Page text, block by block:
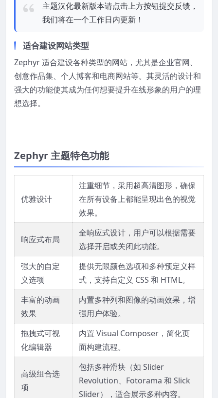
主题汉化最新版本请点击上方按钮提交反馈，
我们将在一个工作日内更新！
适合建设网站类型
Zephyr 适合建设各种类型的网站，尤其是企业官网、
创意作品集、个人博客和电商网站等。其灵活的设计和
强大的功能使其成为任何想要提升在线形象的用户的理
想选择。
Zephyr 主题特色功能
优雅设计
注重细节，采用超高清图形，确保
在所有设备上都能呈现出色的视觉
效果。
响应式布局
全响应式设计，用户可以根据需要
选择开启或关闭此功能。
强大的自定
义选项
提供无限颜色选项和多种预定义样
式，支持自定义 CSS 和 HTML。
丰富的动画
效果
内置多种列和图像的动画效果，增
强用户体验。
拖拽式可视
化编辑器
内置 Visual Composer，简化页
面构建流程。
高级组合选
项
包括多种滑块（如 Slider
Revolution、Fotorama 和 Slick
Slider），适合展示多种内容。